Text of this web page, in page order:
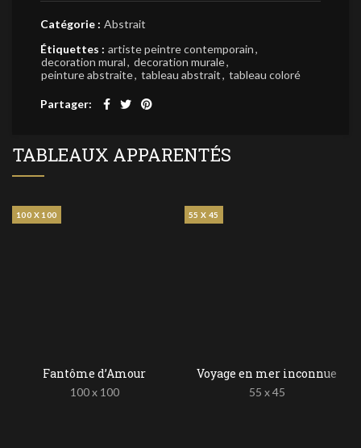
Catégorie : Abstrait
Étiquettes : artiste peintre contemporain,
decoration mural, decoration murale,
peinture abstraite, tableau abstrait, tableau coloré
Partager
TABLEAUX APPARENTÉS
100 X 100
Fantôme d’Amour
100 x 100
55 X 45
Voyage en mer inconnue
55 x 45